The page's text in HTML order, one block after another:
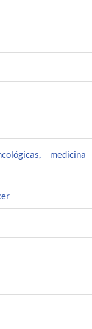
medicina